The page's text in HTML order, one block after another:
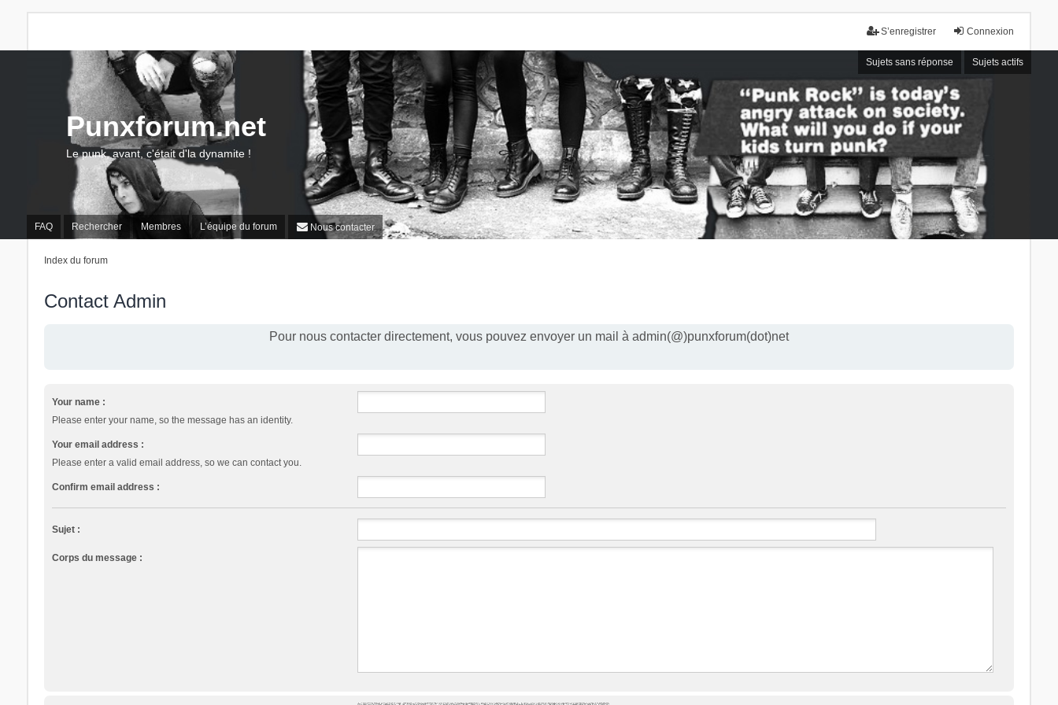
Connexion
S’enregistrer
Sujets sans réponse Sujets actifs
FAQ Rechercher Membres L’équipe du forum Nous contacter
Punxforum.net
Le punk, avant, c'était d'la dynamite !
Index du forum
Contact Admin
Pour nous contacter directement, vous pouvez envoyer un mail à admin(@)punxforum(dot)net
Your name :
Please enter your name, so the message has an identity.
Your email address :
Please enter a valid email address, so we can contact you.
Confirm email address :
Sujet :
Corps du message :